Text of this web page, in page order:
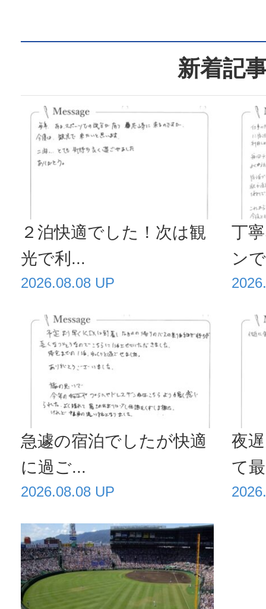
うござい
新着記
２泊快適でした！次は観
光で利...
2026.08.08 UP
丁
ン
急遽の宿泊でしたが快適
に過ご...
2026.08.08 UP
夜
て